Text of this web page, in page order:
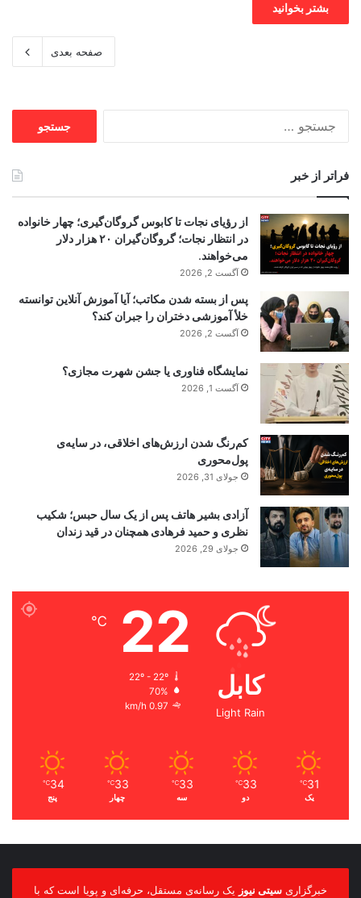
بشتر بخوانید
صفحه بعدی
فراتر از خبر
از رؤیای نجات تا کابوس گروگان‌گیری؛ چهار خانواده
در انتظار نجات؛ گروگان‌گیران ۲۰ هزار دلار
می‌خواهند.
آگست 2, 2026
پس از بسته شدن مکاتب؛ آیا آموزش آنلاین توانسته
خلأ آموزشی دختران را جبران کند؟
آگست 2, 2026
نمایشگاه فناوری یا جشن شهرت مجازی؟
آگست 1, 2026
کم‌رنگ شدن ارزش‌های اخلاقی، در سایه‌ی
پول‌محوری
جولای 31, 2026
آزادی بشیر هاتف پس از یک سال حبس؛ شکیب
نظری و حمید فرهادی همچنان در قید زندان
جولای 29, 2026
کابل
Light Rain
22
℃
22º - 22º
70%
0.97 km/h
31
℃
یک
33
℃
دو
33
℃
سه
33
℃
چهار
34
℃
پنج
خبرگزاری سیتی نیوز یک رسانه‌ی مستقل، حرفه‌ای و پویا است که با